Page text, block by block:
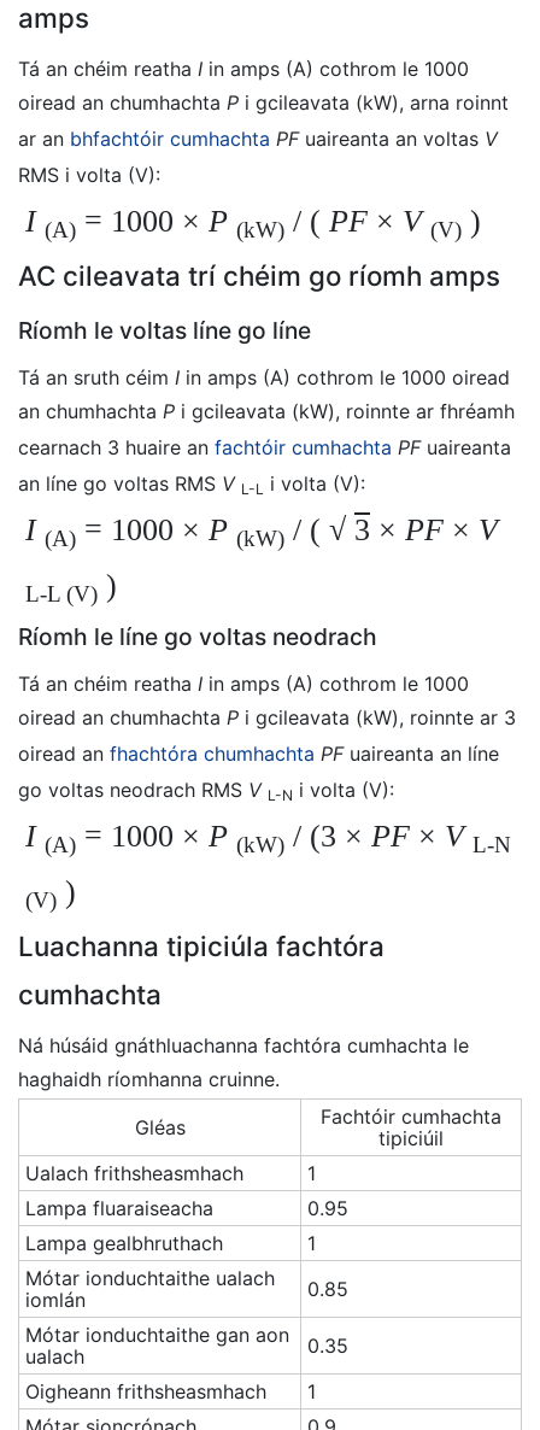
amps
Tá an chéim reatha I in amps (A) cothrom le 1000
oiread an chumhachta P i gcileavata (kW), arna roinnt
ar an bhfachtóir cumhachta PFuaireanta an voltas V
RMS i volta (V):
I (A) = 1000 × P (kW) / ( PF × V(V) )
AC cileavata trí chéim go ríomh amps
Ríomh le voltas líne go líne
Tá an sruth céim I in amps (A) cothrom le 1000 oiread
an chumhachta P i gcileavata (kW), roinnte ar fhréamh
cearnach 3 huaire an fachtóir cumhachta PFuaireanta
an líne go voltas RMS V L-L i volta (V):
I (A) = 1000 × P (kW) / ( √ 3 × PF × V
L-L (V) )
Ríomh le líne go voltas neodrach
Tá an chéim reatha I in amps (A) cothrom le 1000
oiread an chumhachta P i gcileavata (kW), roinnte ar 3
oiread an fhachtóra chumhachta PFuaireanta an líne
go voltas neodrach RMS V L-N i volta (V):
I (A) = 1000 × P (kW) / (3 × PF × VL-N
(V) )
Luachanna tipiciúla fachtóra
cumhachta
Ná húsáid gnáthluachanna fachtóra cumhachta le
haghaidh ríomhanna cruinne.
Gléas
Fachtóir cumhachta
tipiciúil
Ualach frithsheasmhach
1
Lampa fluaraiseacha
0.95
Lampa gealbhruthach
1
Mótar ionduchtaithe ualach
iomlán
0.85
Mótar ionduchtaithe gan aon
ualach
0.35
Oigheann frithsheasmhach
1